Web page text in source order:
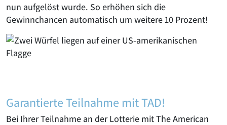
nun aufgelöst wurde. So erhöhen sich die
Gewinnchancen automatisch um weitere 10 Prozent!
Garantierte Teilnahme mit TAD!
Bei Ihrer Teilnahme an der Lotterie mit The American